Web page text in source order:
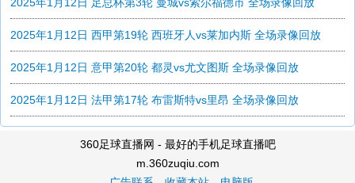
2025年1月12日 西甲第19轮 西班牙人vs莱加内斯 全场录像回放
2025年1月12日 意甲第20轮 都灵vs尤文图斯 全场录像回放
2025年1月12日 法甲第17轮 布雷斯特vs里昂 全场录像回放
360足球直播网 - 最好的手机足球直播吧
m.360zuqiu.com